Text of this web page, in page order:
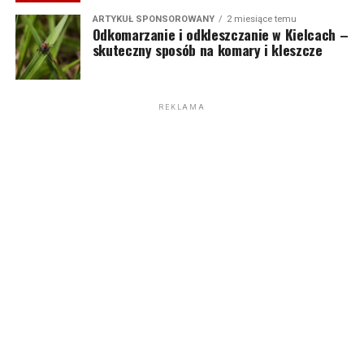
ARTYKUŁ SPONSOROWANY 2 miesiące temu
Odkomarzanie i odkleszczanie w Kielcach –
skuteczny sposób na komary i kleszcze
REKLAMA